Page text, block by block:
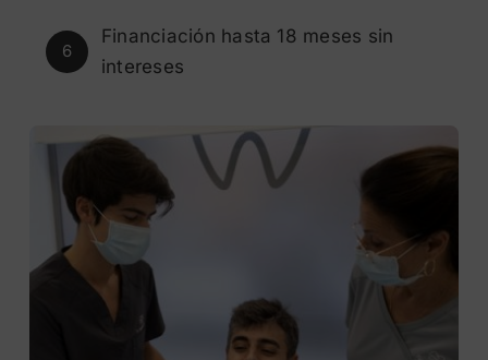
6
Financiación hasta 18 meses sin
intereses